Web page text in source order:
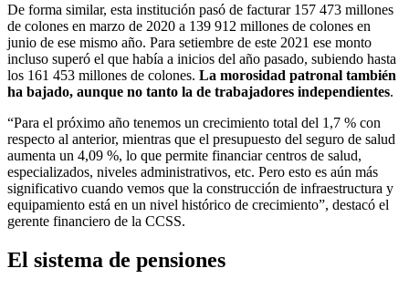
De forma similar, esta institución pasó de facturar 157 473 millones
de colones en marzo de 2020 a 139 912 millones de colones en
junio de ese mismo año. Para setiembre de este 2021 ese monto
incluso superó el que había a inicios del año pasado, subiendo hasta
los 161 453 millones de colones. La morosidad patronal también
ha bajado, aunque no tanto la de trabajadores independientes.
“Para el próximo año tenemos un crecimiento total del 1,7 % con
respecto al anterior, mientras que el presupuesto del seguro de salud
aumenta un 4,09 %, lo que permite financiar centros de salud,
especializados, niveles administrativos, etc. Pero esto es aún más
significativo cuando vemos que la construcción de infraestructura y
equipamiento está en un nivel histórico de crecimiento”, destacó el
gerente financiero de la CCSS.
El sistema de pensiones